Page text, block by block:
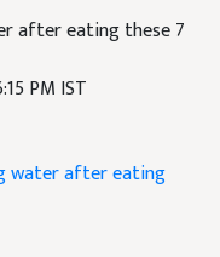
after eating these 7
PM IST
water after eating